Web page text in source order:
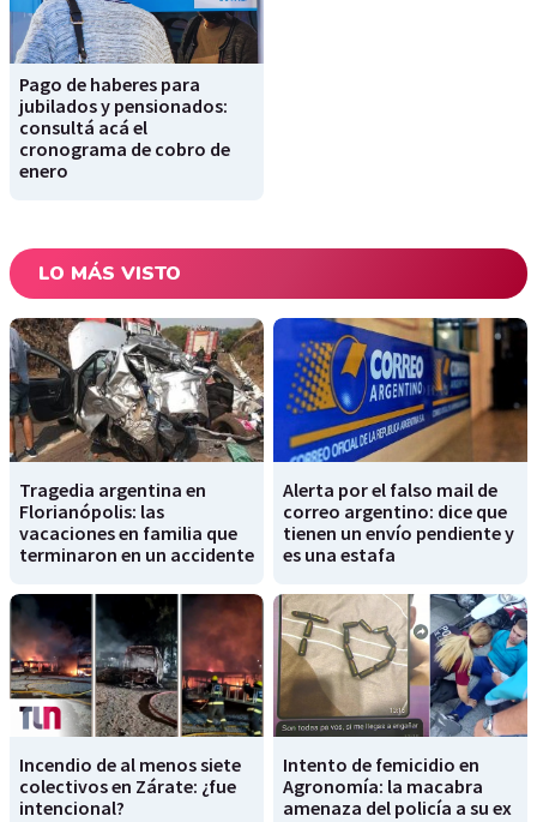
Pago de haberes para
jubilados y pensionados:
consultá acá el
cronograma de cobro de
enero
LO MÁS VISTO
Tragedia argentina en
Florianópolis: las
vacaciones en familia que
terminaron en un accidente
Alerta por el falso mail de
correo argentino: dice que
tienen un envío pendiente y
es una estafa
Incendio de al menos siete
colectivos en Zárate: ¿fue
intencional?
Intento de femicidio en
Agronomía: la macabra
amenaza del policía a su ex